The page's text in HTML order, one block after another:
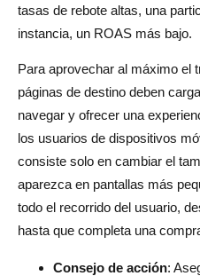
tasas de rebote altas, una
instancia, un ROAS más bajo.
Para aprovechar al máximo el
páginas de destino deben
navegar y ofrecer una
los usuarios de dispositivos
consiste solo en cambiar el
aparezca en pantallas más
todo el recorrido del usuario,
hasta que completa una
Consejo de acción: